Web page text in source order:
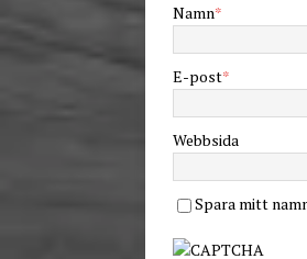
Namn*
E-post*
Webbsida
Spara mitt